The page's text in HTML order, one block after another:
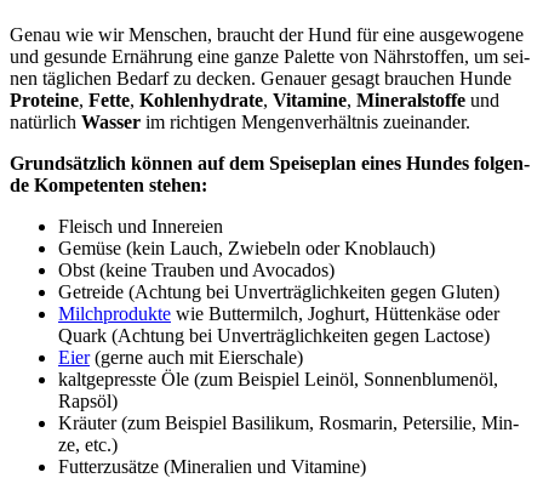
Genau wie wir Men­schen, braucht der Hund für eine aus­ge­wo­ge­ne
und gesun­de Ernäh­rung eine gan­ze Palet­te von Nähr­stof­fen, um sei­
nen täg­li­chen Bedarf zu decken. Genau­er gesagt brau­chen Hun­de
Pro­te­ine, Fet­te, Koh­len­hy­dra­te, Vit­ami­ne, Mine­ral­stof­fe und
natür­lich Was­ser im rich­ti­gen Men­gen­ver­hält­nis zuein­an­der.
Grund­sätz­lich kön­nen auf dem Spei­se­plan eines Hun­des fol­gen­
de Kom­pe­ten­ten ste­hen:
Fleisch und Inne­rei­en
Gemü­se (kein Lauch, Zwie­beln oder Knob­lauch)
Obst (kei­ne Trau­ben und Avo­ca­dos)
Getrei­de (Ach­tung bei Unver­träg­lich­kei­ten gegen Glu­ten)
Milch­pro­duk­te wie But­ter­milch, Joghurt, Hüt­ten­kä­se oder
Quark (Ach­tung bei Unver­träg­lich­kei­ten gegen Lac­to­se)
Eier(ger­ne auch mit Eier­scha­le)
kalt­ge­press­te Öle (zum Bei­spiel Lein­öl, Son­nen­blu­men­öl,
Raps­öl)
Kräu­ter (zum Bei­spiel Basi­li­kum, Ros­ma­rin, Peter­si­lie, Min­
ze, etc.)
Fut­ter­zu­sät­ze (Mine­ra­li­en und Vit­ami­ne)